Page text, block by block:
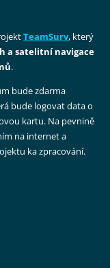
TeamSurv, který
a satelitní navigace
.
bude zdarma
bude logovat data o
kartu. Na pevnině
na internet a
ka zpracování.